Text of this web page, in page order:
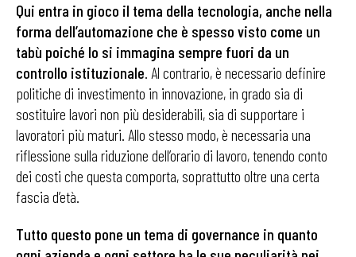
Qui entra in gioco il tema della tecnologia, anche nella
forma dell’automazione che è spesso visto come un
tabù poiché lo si immagina sempre fuori da un
controllo istituzionale. Al contrario, è necessario definire
politiche di investimento in innovazione, in grado sia di
sostituire lavori non più desiderabili, sia di supportare i
lavoratori più maturi. Allo stesso modo, è necessaria una
riflessione sulla riduzione dell’orario di lavoro, tenendo conto
dei costi che questa comporta, soprattutto oltre una certa
fascia d’età.
Tutto questo pone un tema di governance in quanto